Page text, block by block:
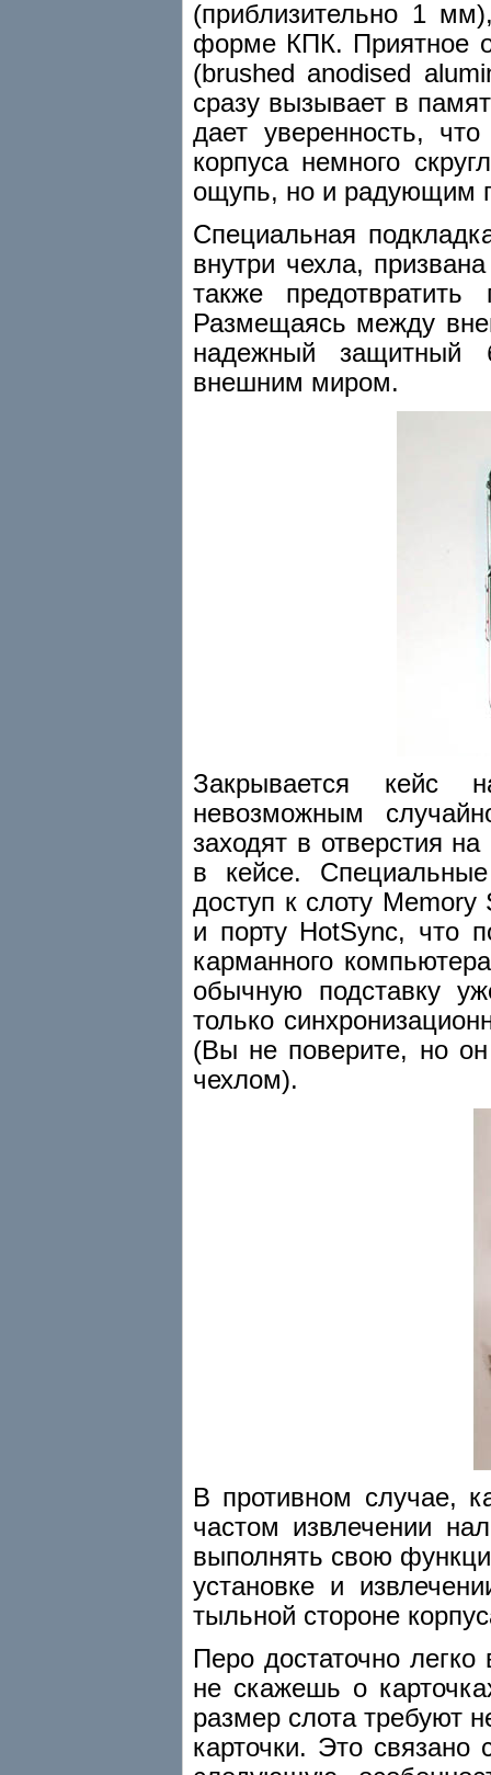
(приблизительно 1
форме КПК. Приятное
(brushed anodised
сразу вызывает в
дает уверенность,
корпуса немного
ощупь, но и радующим
Специальная
внутри чехла,
также
Размещаясь между
надежный
внешним миром.
Закрывается кейс
невозможным
заходят в отверстия
в кейсе.
доступ к слоту
и порту HotSync, что
карманного
обычную подставку
только
(Вы не поверите, но
чехлом).
В противном случае,
частом извлечении
выполнять свою
установке и
тыльной стороне
Перо достаточно
не скажешь о
размер слота требуют
карточки. Это